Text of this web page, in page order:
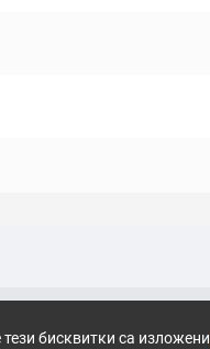
бисквитки са изложени